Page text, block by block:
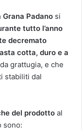
Padano si
tutto l’anno
decremato
cotta, duro e a
grattugia, e che
stabiliti dal
del prodotto al
sono: